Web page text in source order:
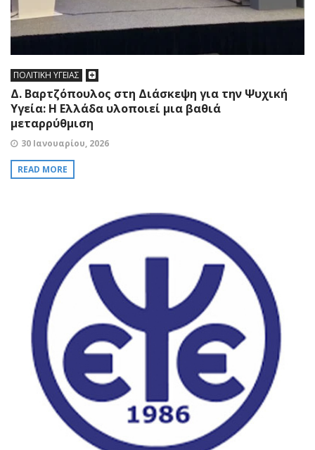
ΠΟΛΙΤΙΚΗ ΥΓΕΙΑΣ
Δ. Βαρτζόπουλος στη Διάσκεψη για την Ψυχική
Υγεία: Η Ελλάδα υλοποιεί μια βαθιά
μεταρρύθμιση
30 Ιανουαρίου, 2026
READ MORE